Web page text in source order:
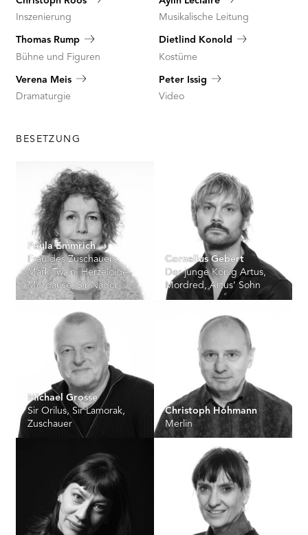
Inszenierung
Musikalische Leitung
Thomas Rump
Bühne und Figuren
Dietlind Konold
Kostüme
Verena Meis
Dramaturgie
Peter Issig
Video
BESETZUNG
Paula Emmrich
Frau des Zuschauers,
Mark Twain, Herzeloide,
Morgause, Sir Nador
Cornelius Gebert
Der junge König Artus,
Mordred, Artus‘ Sohn
Michael Grosse
Sir Orilus, Sir Lamorak,
Zuschauer
Christoph Hohmann
Merlin